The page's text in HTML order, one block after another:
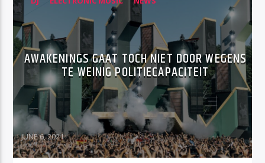
AWAKENINGS GAAT TOCH NIET DOOR WEGENS
TE WEINIG POLITIECAPACITEIT
JUNE 6, 2021